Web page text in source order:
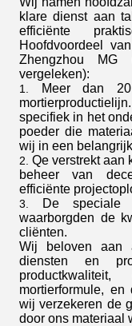
klare dienst aan
efficiënte
Hoofdvoordeel
Zhengzhou MG
vergeleken):
1.
Meer dan
specifiek in het
poeder die
wij in een
2. Qe verstrekt aan
beheer van
efficiënte
3.
De speciale
waarborgden de
cliënten.
Wij beloven aan
diensten en
mortierformule,
wij verzekeren de
door ons materiaal